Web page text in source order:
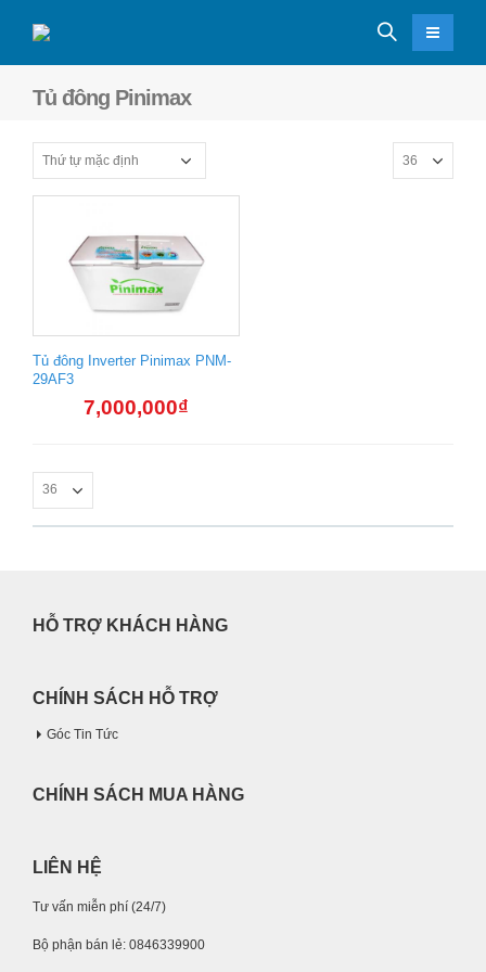
Tủ đông Pinimax
Tủ đông Inverter Pinimax PNM-
29AF3
7,000,000₫
HỖ TRỢ KHÁCH HÀNG
CHÍNH SÁCH HỖ TRỢ
Góc Tin Tức
CHÍNH SÁCH MUA HÀNG
LIÊN HỆ
Tư vấn miễn phí (24/7)
Bộ phận bán lẻ: 0846339900